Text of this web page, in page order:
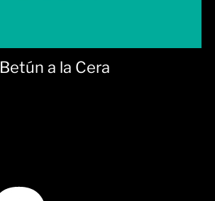
Betún a la Cera